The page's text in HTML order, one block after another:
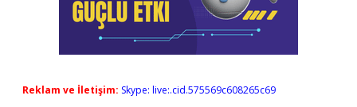
Reklam ve İletişim: Skype: live:.cid.575569c608265c69